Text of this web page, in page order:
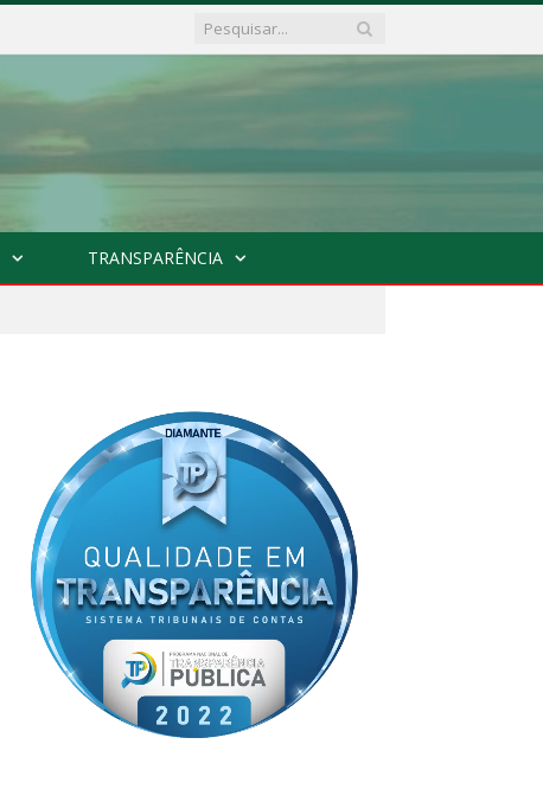
TRANSPARÊNCIA